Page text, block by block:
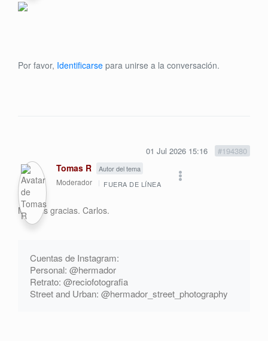
Por favor, Identificarse para unirse a la conversación.
01 Jul 2026 15:16 #194380
Tomas R Autor del tema
Moderador FUERA DE LÍNEA
Muchas gracias. Carlos.
Cuentas de Instagram:
Personal: @hermador
Retrato: @reciofotografia
Street and Urban: @hermador_street_photography